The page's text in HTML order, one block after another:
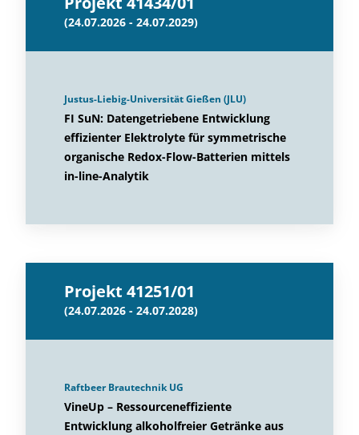
(24.07.2026 - 24.07.2029)
Justus-Liebig-Universität Gießen (JLU)
FI SuN: Datengetriebene Entwicklung
effizienter Elektrolyte für symmetrische
organische Redox-Flow-Batterien mittels
in-line-Analytik
Projekt 41251/01
(24.07.2026 - 24.07.2028)
Raftbeer Brautechnik UG
VineUp – Ressourceneffiziente
Entwicklung alkoholfreier Getränke aus